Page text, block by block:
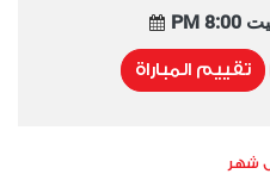
تقييم المباراة
شهر